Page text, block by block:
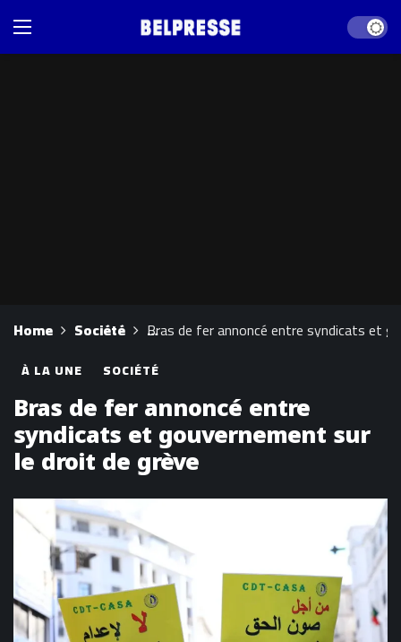
Dark
Home Société Bras de fer annoncé entre syndicats et
À LA UNE SOCIÉTÉ
Bras de fer annoncé entre
syndicats et gouvernement sur
le droit de grève